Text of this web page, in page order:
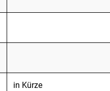
in Kürze